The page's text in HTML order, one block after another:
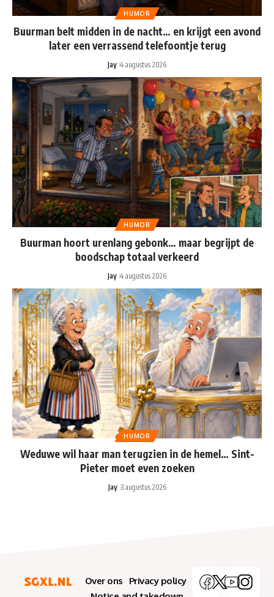
HUMOR
Buurman belt midden in de nacht… en krijgt een avond
later een verrassend telefoontje terug
Jay 4 augustus 2026
HUMOR
Buurman hoort urenlang gebonk… maar begrijpt de
boodschap totaal verkeerd
Jay 4 augustus 2026
HUMOR
Weduwe wil haar man terugzien in de hemel… Sint-
Pieter moet even zoeken
Jay 3 augustus 2026
Over ons
Privacy policy